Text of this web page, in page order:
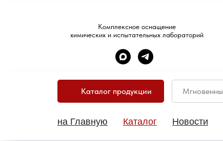
Комплексное оснащение
химических и испытательных лабораторий
Каталог продукции
на Главную Каталог Новости